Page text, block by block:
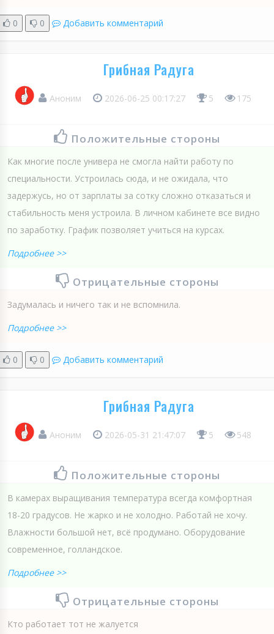
0 0 Добавить комментарий
Грибная Радуга
Аноним 2026-06-25 00:17:27 5 175
Положительные стороны
Как многие после универа не смогла найти работу по
специальности. Устроилась сюда, и не ожидала, что
задержусь, но от зарплаты за сотку сложно отказаться и
стабильность меня устроила. В личном кабинете все видно
по заработку. График позволяет учиться на курсах.
Подробнее >>
Отрицательные стороны
Задумалась и ничего так и не вспомнила.
Подробнее >>
0 0 Добавить комментарий
Грибная Радуга
Аноним 2026-05-31 21:47:07 5 548
Положительные стороны
В камерах выращивания температура всегда комфортная
18-20 градусов. Не жарко и не холодно. Работай не хочу.
Влажности большой нет, всё продумано. Оборудование
современное, голландское.
Подробнее >>
Отрицательные стороны
Кто работает тот не жалуется